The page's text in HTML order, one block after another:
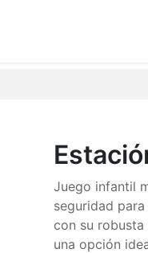
Juego infantil
seguridad
con su
una opción